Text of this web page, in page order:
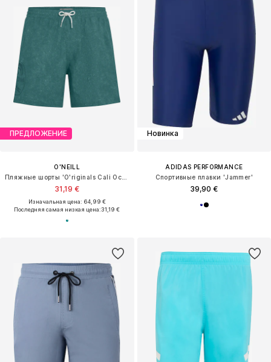
ПРЕДЛОЖЕНИЕ
O'NEILL
31,19 €
Изначальная цена: 64,99 €
Последняя самая низкая цена:31,19 €
Новинка
ADIDAS PERFORMANCE
Спортивные плавки 'Jammer'
39,90 €